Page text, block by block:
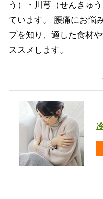
う）・川芎（せんきゅ
ています。 腰痛にお悩
プを知り、適した食材
ススメします。